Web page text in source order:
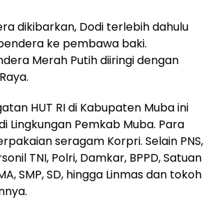
dikibarkan, Dodi terlebih dahulu
ke pembawa baki.
Merah Putih diiringi dengan
HUT RI di Kabupaten Muba ini
Lingkungan Pemkab Muba. Para
seragam Korpri. Selain PNS,
TNI, Polri, Damkar, BPPD, Satuan
SMP, SD, hingga Linmas dan tokoh